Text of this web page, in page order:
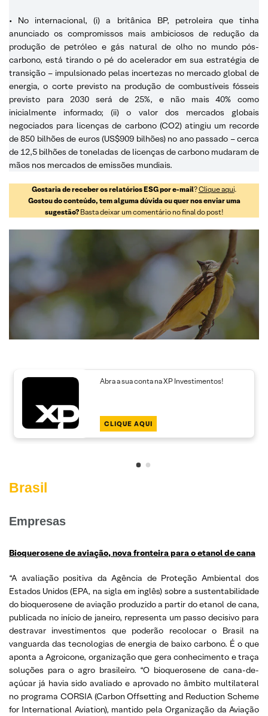
• No internacional, (i) a britânica BP, petroleira que tinha
anunciado os compromissos mais ambiciosos de redução da
produção de petróleo e gás natural de olho no mundo pós-
carbono, está tirando o pé do acelerador em sua estratégia de
transição – impulsionado pelas incertezas no mercado global de
energia, o corte previsto na produção de combustíveis fósseis
previsto para 2030 será de 25%, e não mais 40% como
inicialmente informado; (ii) o valor dos mercados globais
negociados para licenças de carbono (CO2) atingiu um recorde
de 850 bilhões de euros (US$909 bilhões) no ano passado – cerca
de 12,5 bilhões de toneladas de licenças de carbono mudaram de
mãos nos mercados de emissões mundiais.
Gostaria de receber os relatórios ESG por e-mail?Clique aqui.
Gostou do conteúdo, tem alguma dúvida ou quer nos enviar uma
sugestão?Basta deixar um comentário no final do post!
Abra a sua conta na XP Investimentos!
CLIQUE AQUI
Brasil
Empresas
Bioquerosene de aviação, nova fronteira para o etanol de cana
“A avaliação positiva da Agência de Proteção Ambiental dos
Estados Unidos (EPA, na sigla em inglês) sobre a sustentabilidade
do bioquerosene de aviação produzido a partir do etanol de cana,
publicada no início de janeiro, representa um passo decisivo para
destravar investimentos que poderão recolocar o Brasil na
vanguarda das tecnologias de energia de baixo carbono. É o que
aponta a Agroicone, organização que gera conhecimento e traça
soluções para o agro brasileiro. “O bioquerosene de cana-de-
açúcar já havia sido avaliado e aprovado no âmbito multilateral
no programa CORSIA (Carbon Offsetting and Reduction Scheme
for International Aviation), mantido pela Organização da Aviação